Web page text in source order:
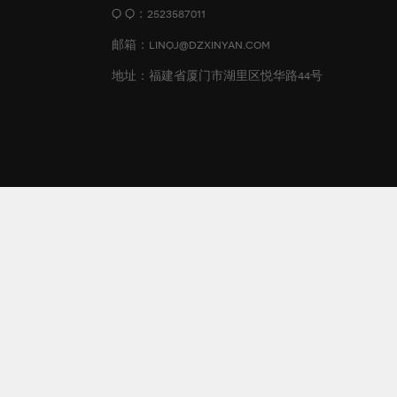
Q Q：2523587011
邮箱：linqj@dzxinyan.com
地址：福建省厦门市湖里区悦华路44号